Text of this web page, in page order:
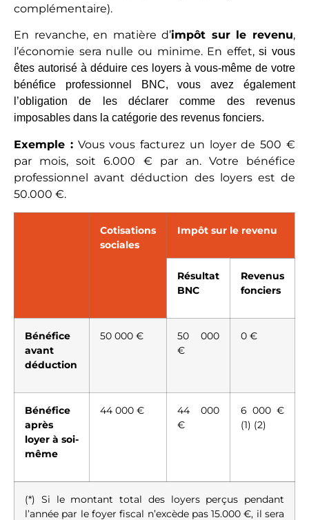
complémentaire).
En revanche, en matière d’impôt sur le revenu,
l’économie sera nulle ou minime. En effet,si vous
êtes autorisé à déduire ces loyers à vous-même de votre
bénéfice professionnel BNC, vous avez également
l’obligation de les déclarer comme des revenus
imposables dans la catégorie des revenus fonciers.
Exemple :Vous vous facturez un loyer de 500 €
par mois, soit 6.000 € par an. Votre bénéfice
professionnel avant déduction des loyers est de
50.000 €.
Cotisations
sociales
Impôt sur le revenu
Résultat
BNC
Revenus
fonciers
Bénéfice
avant
déduction
50 000 €
50 000
€
0 €
Bénéfice
après
loyer à soi-
même
44 000 €
44 000
€
6 000 €
(1) (2)
(*) Si le montant total des loyers perçus pendant
l’année par le foyer fiscal n’excède pas 15.000 €, il sera